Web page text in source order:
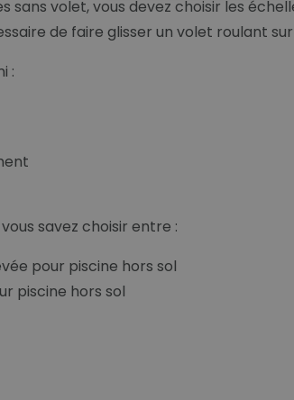
sans volet, vous devez choisir les
de faire glisser un volet roulant
:
savez choisir entre :
pour piscine hors sol
piscine hors sol